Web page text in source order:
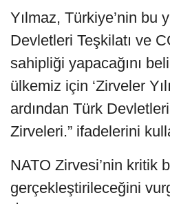
Yılmaz, Türkiye’nin bu
Devletleri Teşkilatı ve
sahipliği yapacağını
ülkemiz için ‘Zirveler
ardından Türk
Zirveleri.” ifadelerini
NATO Zirvesi’nin kritik
gerçekleştirileceğini